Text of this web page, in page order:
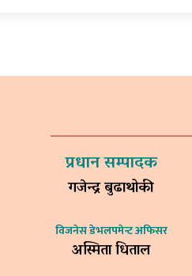
प्रधान सम्पादक
गजेन्द्र बुढाथोकी
विजनेस डेभलपमेन्ट अफिसर
अस्मिता धिताल